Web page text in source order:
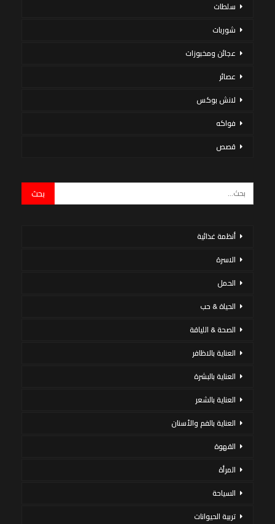
سلطات
شوربات
عجائن ومخبوزات
عصائر
لانش بوكس
فواكه
قصص
أنظمة غذائية
الاسرة
الحمل
الحياة & حب
الصحة & اللياقة
العناية بالاظافر
العناية بالبشرة
العناية بالشعر
العناية بالفم والأسنان
القهوة
المرأة
السياحة
تربية الحيوانات